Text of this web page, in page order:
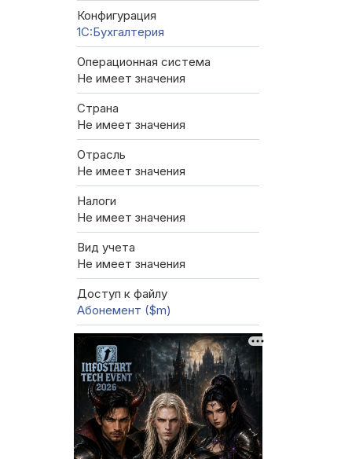
Конфигурация
1C:Бухгалтерия
Операционная система
Не имеет значения
Страна
Не имеет значения
Отрасль
Не имеет значения
Налоги
Не имеет значения
Вид учета
Не имеет значения
Доступ к файлу
Абонемент ($m)